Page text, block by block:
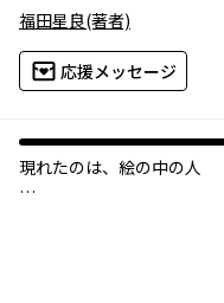
福田星良(著者)
応援メッセージ
現れたのは、絵の中の人